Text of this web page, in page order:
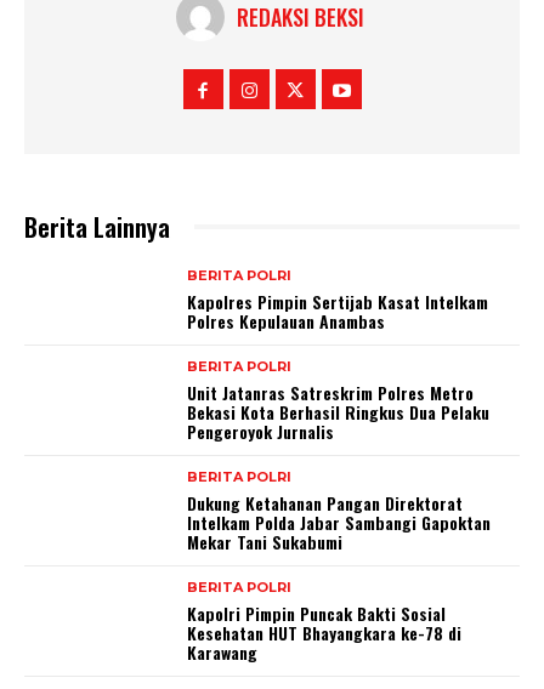
REDAKSI BEKSI
Berita Lainnya
BERITA POLRI
Kapolres Pimpin Sertijab Kasat Intelkam
Polres Kepulauan Anambas
BERITA POLRI
Unit Jatanras Satreskrim Polres Metro
Bekasi Kota Berhasil Ringkus Dua Pelaku
Pengeroyok Jurnalis
BERITA POLRI
Dukung Ketahanan Pangan Direktorat
Intelkam Polda Jabar Sambangi Gapoktan
Mekar Tani Sukabumi
BERITA POLRI
Kapolri Pimpin Puncak Bakti Sosial
Kesehatan HUT Bhayangkara ke-78 di
Karawang